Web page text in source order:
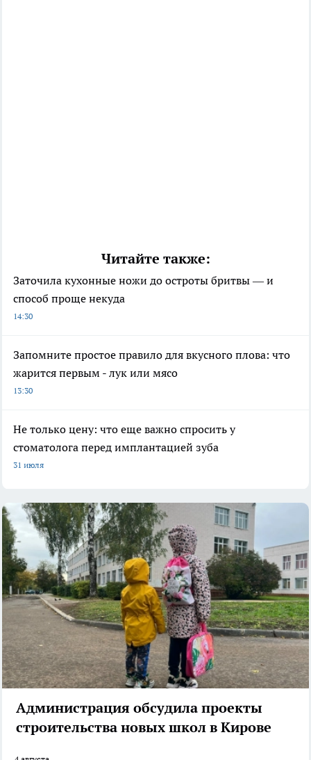
Читайте также:
Заточила кухонные ножи до остроты бритвы — и
способ проще некуда
14:30
Запомните простое правило для вкусного плова: что
жарится первым - лук или мясо
13:30
Не только цену: что еще важно спросить у
стоматолога перед имплантацией зуба
31 июля
Администрация обсудила проекты
строительства новых школ в Кирове